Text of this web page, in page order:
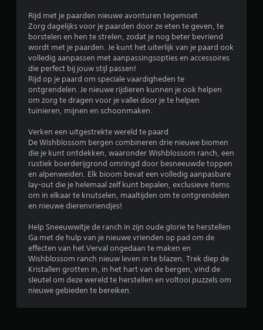
Rijd met je paarden nieuwe avonturen tegemoet
Zorg dagelijks voor je paarden door ze eten te geven, te
borstelen en hen te strelen, zodat je nog beter bevriend
wordt met je paarden. Je kunt het uiterlijk van je paard ook
volledig aanpassen met aanpassingsopties en accessoires
die perfect bij jouw stijl passen!
Rijd op je paard om speciale vaardigheden te
ontgrendelen. Je nieuwe rijdieren kunnen je ook helpen
om zorg te dragen voor je vallei door je te helpen
tuinieren, mijnen en schoonmaken.
Verken een uitgestrekte wereld te paard
De Wishblossom bergen combineren drie nieuwe biomen
die je kunt ontdekken, waaronder Wishblossom ranch, een
rustiek boerderijgrond omringd door besneeuwde toppen
en alpenweiden. Elk bioom bevat een volledig aanpasbare
lay-out die je helemaal zelf kunt bepalen, exclusieve items
om in elkaar te knutselen, maaltijden om te ontgrendelen
en nieuwe dierenvriendjes!
Help Sneeuwwitje de ranch in zijn oude glorie te herstellen
Ga met de hulp van je nieuwe vrienden op pad om de
effecten van het Verval ongedaan te maken en
Wishblossom ranch nieuw leven in te blazen. Trek diep de
Kristallen grotten in, in het hart van de bergen, vind de
sleutel om deze wereld te herstellen en voltooi puzzels om
nieuwe gebieden te bereiken.